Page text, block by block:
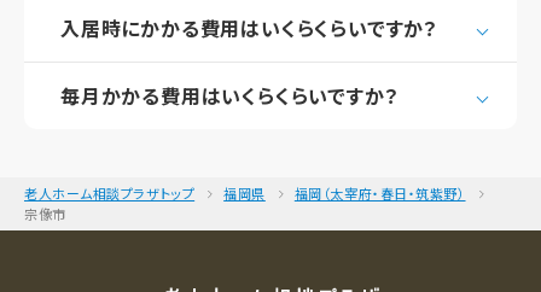
入居時にかかる費用はいくらくらいですか？
毎月かかる費用はいくらくらいですか？
老人ホーム相談プラザトップ 福岡県
福岡（太宰府・春日・筑紫野）
宗像市